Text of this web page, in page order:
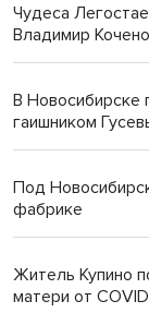
Чудеса
Владимир
В Новосибирске
гаишником
Под
фабрике
Житель Купино
матери от